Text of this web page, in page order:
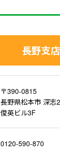
長野支店
〒390-0815
長野県松本市 深志
俊英ビル3F
0120-590-870